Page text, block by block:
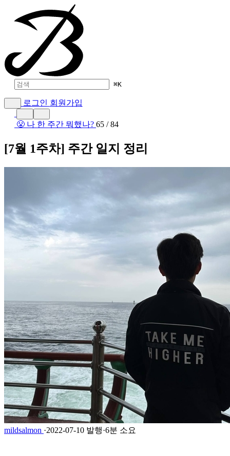
⌘K
로그인 회원가입
😤 나 한 주간 뭐했나? 65 / 84
[7월 1주차] 주간 일지 정리
mildsalmon ·2022-07-10 발행·6분 소요